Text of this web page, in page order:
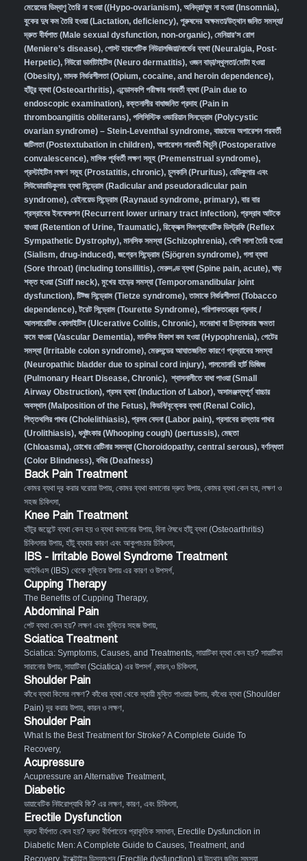
মেয়েদের ডিম্বাণু তৈরি না হওয়া ((Hypo-ovarianism), অনিদ্রা/ঘুম না হওয়া (Insomnia),
বুকের দুধ কম তৈরি হওয়া (Lactation, deficiency), পুরুষদের অক্ষমতা/উত্থান জনিত সমস্যা/
দ্রুত বীর্যপাত (Male sexual dysfunction, non-organic), মেনিয়ার’স রোগ
(Meniere’s disease), পোস্ট হারপেটিক নিউরালজিয়া/নার্ভের ব্যথা (Neuralgia, Post-
Herpetic), নিউরো ডার্মাটাইটিস (Neuro dermatitis), ওজন বাড়া/স্থূলতা/মোটা হওয়া
(Obesity), মাদক নির্ভরশীলতা (Opium, cocaine, and heroin dependence),
হাঁটুর ব্যথা (Osteoarthritis), এন্ডোসকপি পরীক্ষার পরবর্তী ব্যথা (Pain due to
endoscopic examination), রক্তনালীর বাধাজনিত প্রদাহ (Pain in
thromboangiitis obliterans), পলিসিস্টিক ওভারিয়ান সিনড্রোম (Polycystic
ovarian syndrome) – Stein-Leventhal syndrome, বাচ্চাদের অপারেশন পরবর্তী
জটিলতা (Postextubation in children), অপারেশন পরবর্তী খিচুনি (Postoperative
convalescence), মাসিক পূর্ববর্তী লক্ষণ সমূহ (Premenstrual syndrome),
প্রস্টাইটিস লক্ষণ সমূহ (Prostatitis, chronic), চুলকানি (Pruritus), রেডিকুলার এবং
সিউডোরাডিকুলার ব্যথা সিন্ড্রোম (Radicular and pseudoradicular pain
syndrome), রেইনয়েড সিন্ড্রোম (Raynaud syndrome, primary), বার বার
প্রস্রাবের ইনফেকশন (Recurrent lower urinary tract infection), প্রস্রাব আটকে
যাওয়া (Retention of Urine, Traumatic), রিফ্লেক্স সিমপ্যাথেটিক ডিস্ট্রফি (Reflex
Sympathetic Dystrophy), মানসিক সমস্যা (Schizophrenia), বেশি লালা তৈরি হওয়া
(Sialism, drug-induced), জগ্রেন সিন্ড্রোম (Sjögren syndrome), গলা ব্যথা
(Sore throat) (including tonsillitis), মেরুদণ্ড ব্যথা (Spine pain, acute), ঘাড়
শক্ত হওয়া (Stiff neck), মুখের হাড়ের সমস্যা (Temporomandibular joint
dysfunction), টিট্জ সিন্ড্রোম (Tietze syndrome),তামাকে নির্ভরশীলতা (Tobacco
dependence),টরেট সিন্ড্রোম (Tourette Syndrome), পরিপাকতন্ত্রের প্রদাহ /
আলসারেটিভ কোলাইটিস (Ulcerative Colitis, Chronic), মনেরাখা বা চিন্তাকরার ক্ষমতা
কমে যাওয়া (Vascular Dementia), মানসিক বিকাশ কম হওয়া (Hypophrenia), পেটের
সমস্যা (Irritable colon syndrome), মেরুদন্ডের আঘাতজনিত কারণে প্রস্রাবের সমস্যা
(Neuropathic bladder due to spinal cord injury), পালমোনারি হার্ট ডিজিজ
(Pulmonary Heart Disease, Chronic),শ্বাসনালীতে বাধা পাওয়া (Small
Airway Obstruction), প্রসব ব্যথা (Induction of Labor), অসামঞ্জস্যপূর্ণ বাচ্চার
অবস্থান (Malposition of the Fetus), কিডনি/বৃক্কের ব্যথা (Renal Colic),
পিত্তথলির পাথর (Cholelithiasis), প্রসব বেদনা (Labor pain), প্রসাবের রাস্তায় পাথর
(Urolithiasis), ধনুষ্টংকার (Whooping cough) (pertussis), মেছতা
(Chloasma), চোখের রেটিনার সমস্যা (Choroidopathy, central serous), বর্ণান্ধতা
(Color Blindness), বধির (Deafness)
Back Pain Treatment
কোমর ব্যথা দূর করার ঘরোয়া উপায়, কোমর ব্যথা কমানোর দ্রুত উপায়, কোমর ব্যথা কেন হয়, লক্ষণ ও
সহজ চিকিৎসা,
Knee Pain Treatment
হাঁটুর জয়েন্টে ব্যথা কেন হয় ও ব্যথা কমানোর উপায়, বিনা ঔষধে হাঁটু ব্যথা (Osteoarthritis)
চিকিৎসার উপায়, হাঁটু ব্যথার কারণ এবং আকুপাংচার চিকিৎসা,
IBS - Irritable Bowel Syndrome Treatment
আইবিএস (IBS) থেকে মুক্তির উপায় এর কারণ ও উপসর্গ,
Cupping Therapy
The Benefits of Cupping Therapy,
Abdominal Pain
পেট ব্যথা কেন হয়? লক্ষণ এবং মুক্তির সহজ উপায়,
Sciatica Treatment
Sciatica: Symptoms, Causes, and Treatments, সায়াটিকা ব্যথা কেন হয়? সায়াটিকা
সারানোর উপায়, সায়াটিকা (Sciatica) এর উপসর্গ ,কারন,ও চিকিৎসা,
Shoulder Pain
কাঁধে ব্যথা কিসের লক্ষণ? কাঁধের ব্যথা থেকে স্থায়ী মুক্তি পাওয়ার উপায়, কাঁধের ব্যথা (Shoulder
Pain) দূর করার উপায়, কারন ও লক্ষণ,
Shoulder Pain
What Is the Best Treatment for Stroke? A Complete Guide To
Recovery,
Acupressure
Acupressure an Alternative Treatment,
Diabetic
ডায়াবেটিক নিউরোপ্যাথি কি? এর লক্ষণ, কারণ, এবং চিকিৎসা,
Erectile Dysfunction
দ্রুত বীর্যপাত কেন হয়? দ্রুত বীর্যপাতের প্রাকৃতিক সমাধান, Erectile Dysfunction in
Diabetic Men: A Complete Guide to Causes, Treatment, and
Recovery, ইরেক্টাইল ডিসফাংশন (Erectile dysfunction) বা উত্থান জনিত সমস্যা